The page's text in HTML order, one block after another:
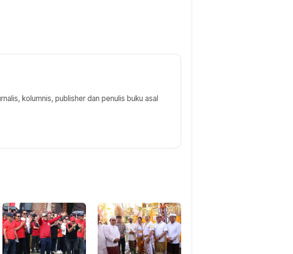
kolumnis, publisher dan penulis buku asal